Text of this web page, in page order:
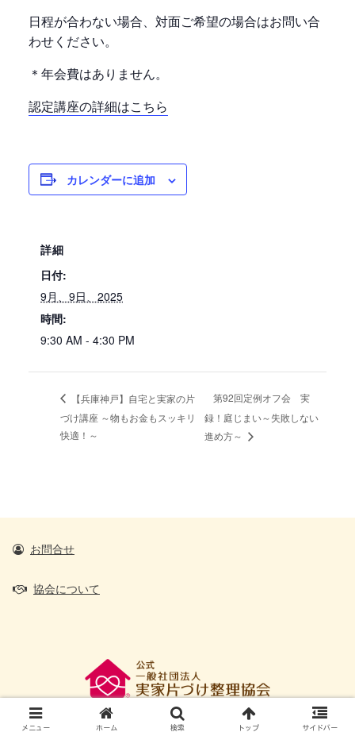
日程が合わない場合、対面ご希望の場合はお問い合
わせください。
＊年会費はありません。
認定講座の詳細はこちら
カレンダーに追加
詳細
日付:
9月、9日、2025
時間:
9:30 AM - 4:30 PM
【兵庫神戸】自宅と実家の片
づけ講座 ～物もお金もスッキリ
快適！～
第92回定例オフ会 実
録！庭じまい～失敗しない
進め方～
お問合せ
協会について
@2016 All Rights Reserved.
メニュー ホーム 検索 トップ サイドバー